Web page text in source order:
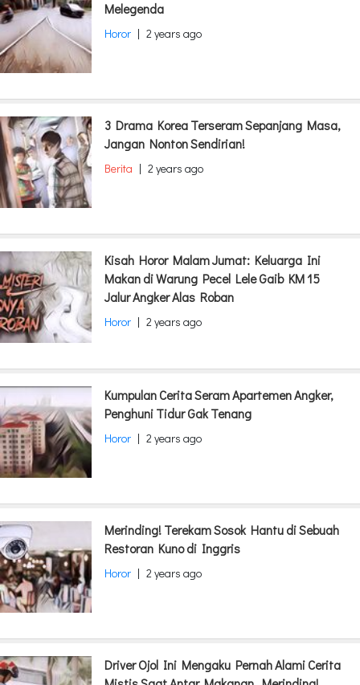
Melegenda
Horor | 2 years ago
3 Drama Korea Terseram Sepanjang Masa,
Jangan Nonton Sendirian!
Berita | 2 years ago
Kisah Horor Malam Jumat: Keluarga Ini
Makan di Warung Pecel Lele Gaib KM 15
Jalur Angker Alas Roban
Horor | 2 years ago
Kumpulan Cerita Seram Apartemen Angker,
Penghuni Tidur Gak Tenang
Horor | 2 years ago
Merinding! Terekam Sosok Hantu di Sebuah
Restoran Kuno di Inggris
Horor | 2 years ago
Driver Ojol Ini Mengaku Pernah Alami Cerita